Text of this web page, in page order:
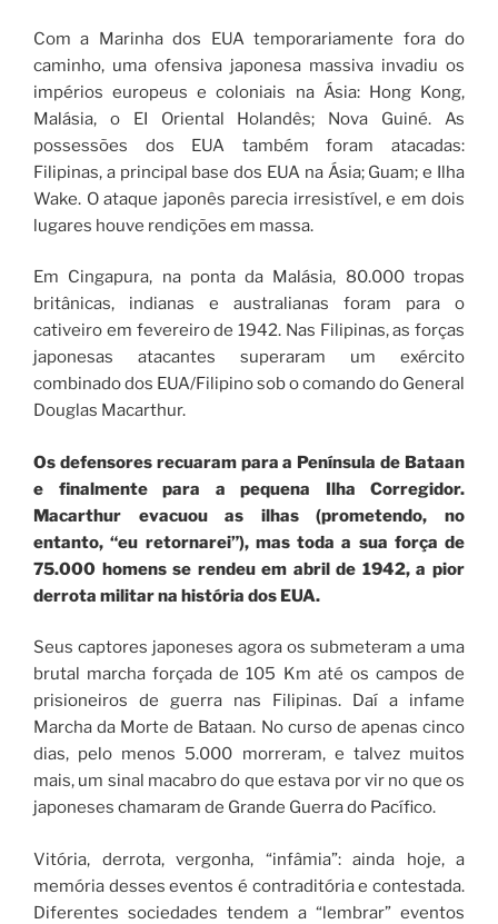
Com a Marinha dos EUA temporariamente fora do
caminho, uma ofensiva japonesa massiva invadiu os
impérios europeus e coloniais na Ásia: Hong Kong,
Malásia, o EI Oriental Holandês; Nova Guiné. As
possessões dos EUA também foram atacadas:
Filipinas, a principal base dos EUA na Ásia; Guam; e Ilha
Wake. O ataque japonês parecia irresistível, e em dois
lugares houve rendições em massa.
Em Cingapura, na ponta da Malásia, 80.000 tropas
britânicas, indianas e australianas foram para o
cativeiro em fevereiro de 1942. Nas Filipinas, as forças
japonesas atacantes superaram um exército
combinado dos EUA/Filipino sob o comando do General
Douglas Macarthur.
Os defensores recuaram para a Península de Bataan
e finalmente para a pequena Ilha Corregidor.
Macarthur evacuou as ilhas (prometendo, no
entanto, “eu retornarei”), mas toda a sua força de
75.000 homens se rendeu em abril de 1942, a pior
derrota militar na história dos EUA.
Seus captores japoneses agora os submeteram a uma
brutal marcha forçada de 105 Km até os campos de
prisioneiros de guerra nas Filipinas. Daí a infame
Marcha da Morte de Bataan. No curso de apenas cinco
dias, pelo menos 5.000 morreram, e talvez muitos
mais, um sinal macabro do que estava por vir no que os
japoneses chamaram de Grande Guerra do Pacífico.
Vitória, derrota, vergonha, “infâmia”: ainda hoje, a
memória desses eventos é contraditória e contestada.
Diferentes sociedades tendem a “lembrar” eventos